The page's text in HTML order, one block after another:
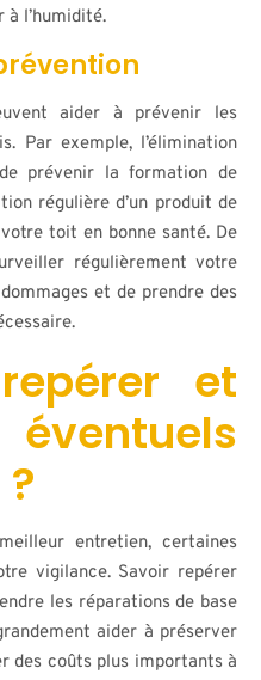
à l’humidité.
aider à prévenir les
Par exemple, l’élimination
prévenir la formation de
régulière d’un produit de
toit en bonne santé. De
régulièrement votre
et de prendre des
et
entretien, certaines
vigilance. Savoir repérer
les réparations de base
aider à préserver
des coûts plus importants à